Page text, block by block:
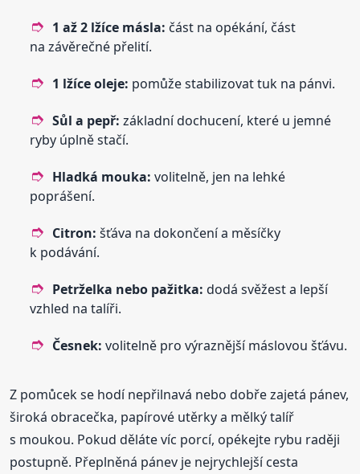
1 až 2 lžíce másla: část na opékání, část
na závěrečné přelití.
1 lžíce oleje: pomůže stabilizovat tuk na pánvi.
Sůl a pepř: základní dochucení, které u jemné
ryby úplně stačí.
Hladká mouka: volitelně, jen na lehké
poprášení.
Citron: šťáva na dokončení a měsíčky
k podávání.
Petrželka nebo pažitka: dodá svěžest a lepší
vzhled na talíři.
Česnek: volitelně pro výraznější máslovou šťávu.
Z pomůcek se hodí nepřilnavá nebo dobře zajetá pánev,
široká obracečka, papírové utěrky a mělký talíř
s moukou. Pokud děláte víc porcí, opékejte rybu raději
postupně. Přeplněná pánev je nejrychlejší cesta